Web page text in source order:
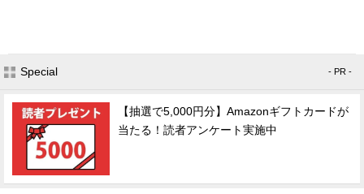
Special - PR -
【抽選で5,000円分】Amazonギフトカードが
当たる！読者アンケート実施中